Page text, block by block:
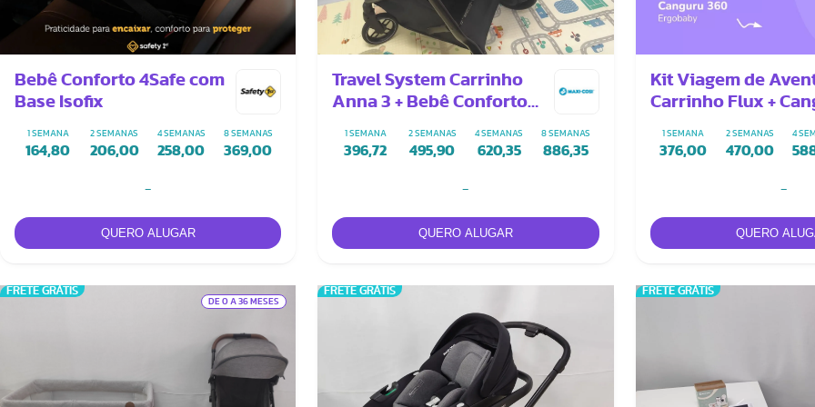
Bebê Conforto 4Safe com
Base Isofix
1 SEMANA
164,80
2 SEMANAS
206,00
4 SEMANAS
258,00
8 SEMANAS
369,00
-
Travel System Carrinho
Anna 3 + Bebê Conforto
1 SEMANA
396,72
2 SEMANAS
495,90
4 SEMANAS
620,35
8 SEMANAS
886,35
-
Kit Viagem de
Carrinho Flux +
1 SEMANA
376,00
2 SEMANAS
470,00
4
-
FRETE GRÁTIS
DE 0 A 36 MESES
FRETE GRÁTIS FRETE GRÁTIS